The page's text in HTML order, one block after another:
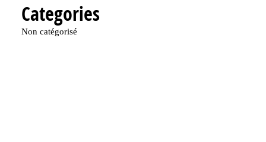
Categories
Non catégorisé